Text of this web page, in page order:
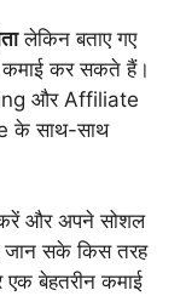
लेकिन बताए गए
कर सकते हैं।
और Affiliate
के साथ-साथ
और अपने सोशल
जान सके किस तरह
बेहतरीन कमाई